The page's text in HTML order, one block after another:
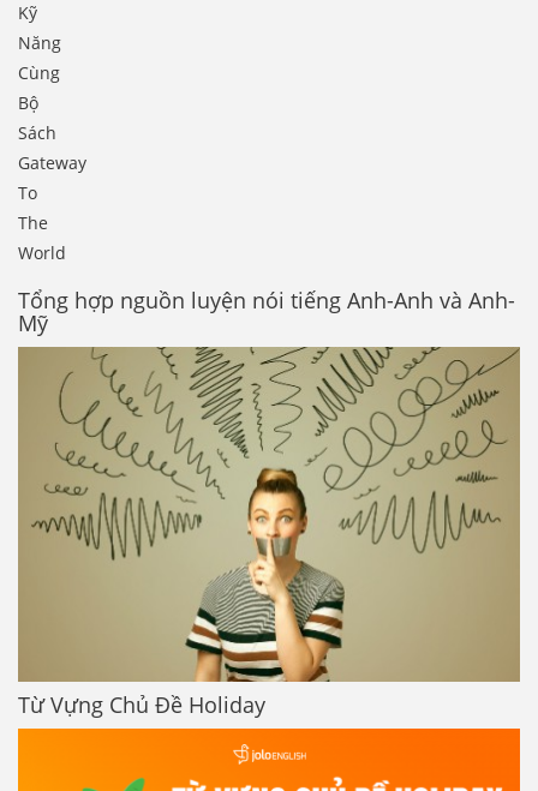
Kỹ
Năng
Cùng
Bộ
Sách
Gateway
To
The
World
Tổng hợp nguồn luyện nói tiếng Anh-Anh và Anh-
Mỹ
Từ Vựng Chủ Đề Holiday